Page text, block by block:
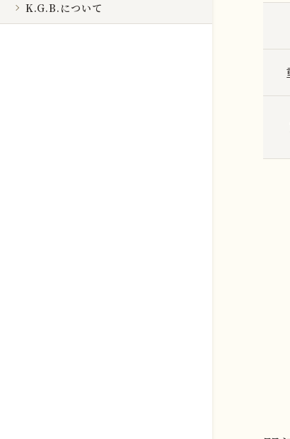
K.G.B.について